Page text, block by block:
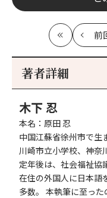
最
初
前
著者詳細
木下 忍
本名：原田 忍
中国江蘇省徐州市で生
川崎市立小学校、神奈
定年後は、社会福祉協
在住の外国人に日本語
多数。 本執筆に至っ